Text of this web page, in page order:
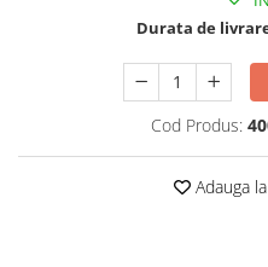
Durata de
Cod Produs:
Adauga